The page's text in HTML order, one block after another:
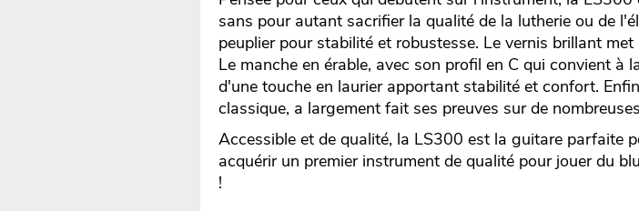
sans pour autant sacrifier la qualité de la lutherie ou de
peuplier pour stabilité et robustesse. Le vernis brillant
Le manche en érable, avec son profil en C qui convient à
d'une touche en laurier apportant stabilité et confort.
classique, a largement fait ses preuves sur de
Accessible et de qualité, la LS300 est la guitare parfaite
acquérir un premier instrument de qualité pour jouer du
!